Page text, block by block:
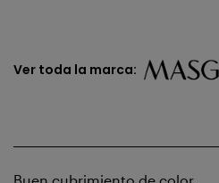
Ver toda la marca: